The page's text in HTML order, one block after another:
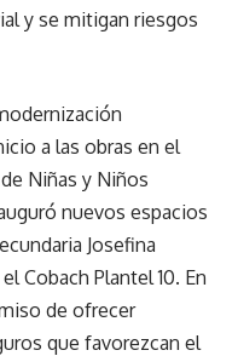
y se mitigan riesgos
a las obras en el
Niñas y Niños
nuevos espacios
Josefina
Cobach Plantel 10. En
de ofrecer
que favorezcan el